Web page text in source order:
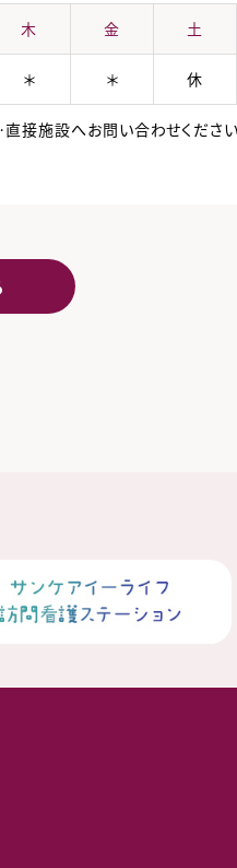
木 金 土
＊ ＊ 休
設へお問い合わせください